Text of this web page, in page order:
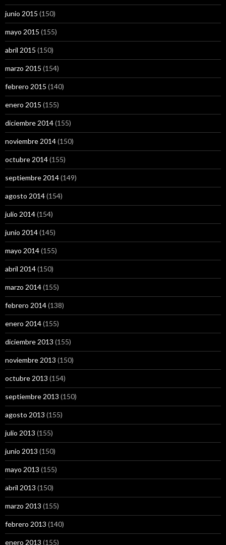
junio 2015 (150)
mayo 2015 (155)
abril 2015 (150)
marzo 2015 (154)
febrero 2015 (140)
enero 2015 (155)
diciembre 2014(155)
noviembre 2014(150)
octubre 2014(155)
septiembre 2014(149)
agosto 2014(154)
julio 2014(154)
junio 2014(145)
mayo 2014(155)
abril 2014(150)
marzo 2014(155)
febrero 2014(138)
enero 2014(155)
diciembre 2013 (155)
noviembre 2013 (150)
octubre 2013 (154)
septiembre 2013 (150)
agosto 2013 (155)
julio 2013 (155)
junio 2013 (150)
mayo 2013 (155)
abril 2013 (150)
marzo 2013 (155)
febrero 2013 (140)
enero 2013 (155)